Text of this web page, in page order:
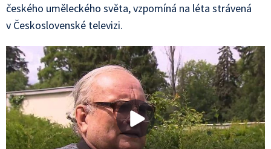
českého uměleckého světa, vzpomíná na léta strávená
v Československé televizi.